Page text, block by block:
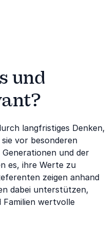
und
langfristiges Denken,
vor besonderen
und der
es, ihre Werte zu
zeigen anhand
dabei unterstützen,
wertvolle